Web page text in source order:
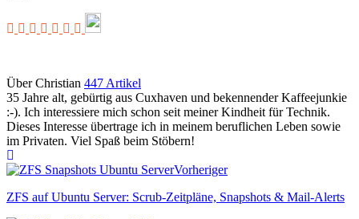
Über Christian 447 Artikel
35 Jahre alt, gebürtig aus Cuxhaven und bekennender Kaffeejunkie
:-). Ich interessiere mich schon seit meiner Kindheit für Technik.
Dieses Interesse übertrage ich in meinem beruflichen Leben sowie
im Privaten. Viel Spaß beim Stöbern!
Vorheriger
ZFS auf Ubuntu Server: Scrub-Zeitpläne, Snapshots & Mail-Alerts